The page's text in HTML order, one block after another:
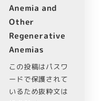
Anemia and
Other
Regenerative
Anemias
この投稿はパスワ
ードで保護されて
いるため抜粋文は